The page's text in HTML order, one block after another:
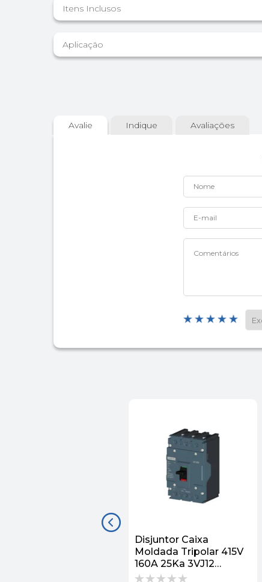
Itens Inclusos
Aplicação
Avalie Indique Avaliações
Disjuntor Caixa
Moldada Tripolar 415V
160A 25Ka 3VJ12
3VJ12163DA32 Siemens